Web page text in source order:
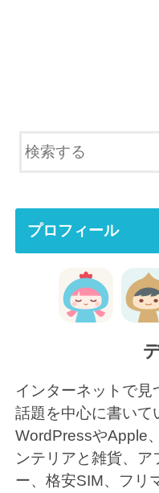
プロフィール
インターネットで見
話題を中心に書いて
WordPressやApple
ンテリアと雑貨、ア
ー、格安SIM、フリ